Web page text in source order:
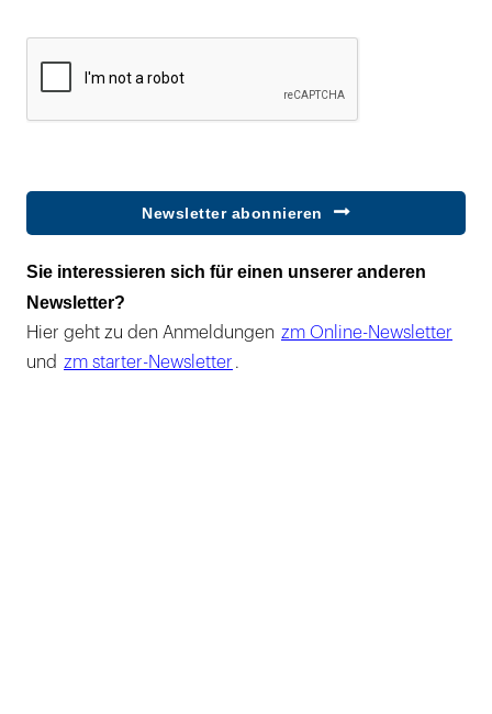
Newsletter abonnieren
Sie interessieren sich für einen unserer anderen
Newsletter?
Hier geht zu den Anmeldungen zm Online-Newsletter
und zm starter-Newsletter .